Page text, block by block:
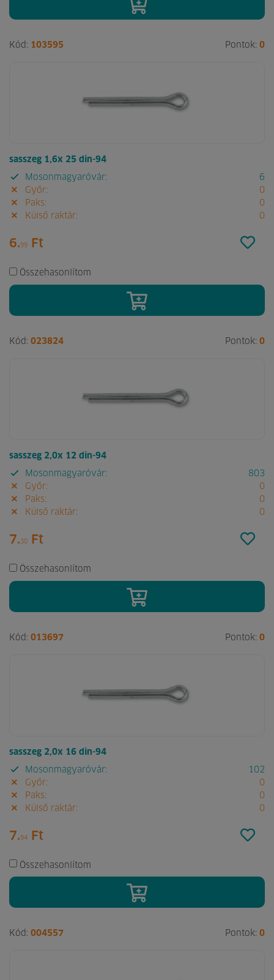
Kód: 103595 Pontok: 0
sasszeg 1,6x 25 din-94
Mosonmagyaróvár:
6
Győr:
0
Paks:
0
Külső raktár:
0
6.99 Ft
Összehasonlítom
Kód: 023824 Pontok: 0
sasszeg 2,0x 12 din-94
Mosonmagyaróvár:
803
Győr:
0
Paks:
0
Külső raktár:
0
7. 30 Ft
Összehasonlítom
Kód: 013697 Pontok: 0
sasszeg 2,0x 16 din-94
Mosonmagyaróvár:
102
Győr:
0
Paks:
0
Külső raktár:
0
7.94 Ft
Összehasonlítom
Kód: 004557 Pontok: 0